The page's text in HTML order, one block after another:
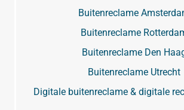
Buitenreclame
Buitenreclame
Buitenreclame Den
Buitenreclame Utrecht
Digitale buitenreclame & digitale